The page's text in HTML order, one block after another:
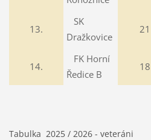
13.
SK
Dražkovice
21
14.
FK Horní
Ředice B
18
Tabulka 2025 / 2026 - veteráni